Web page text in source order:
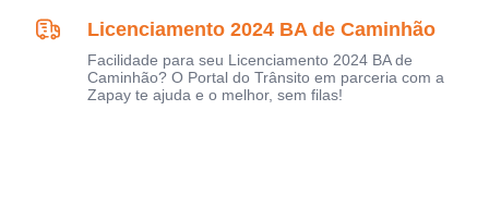
Licenciamento 2024 BA de Caminhão
Facilidade para seu Licenciamento 2024 BA de
Caminhão? O Portal do Trânsito em parceria com a
Zapay te ajuda e o melhor, sem filas!